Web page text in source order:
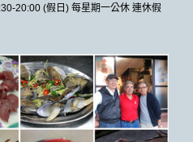
20:00 (假日) 每星期一公休 連休假